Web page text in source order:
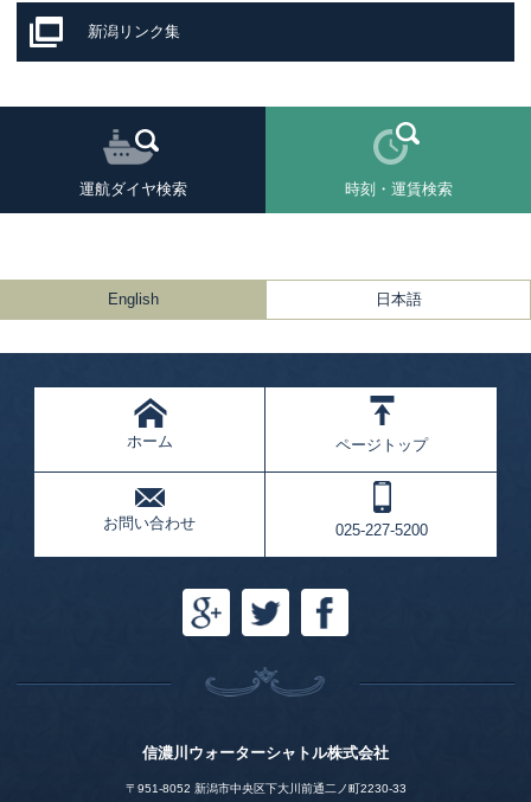
新潟リンク集
運航ダイヤ検索 時刻・運賃検索
English 日本語
ホーム ページトップ
お問い合わせ 025-227-5200
信濃川ウォーターシャトル株式会社
〒951-8052 新潟市中央区下大川前通二ノ町2230-33